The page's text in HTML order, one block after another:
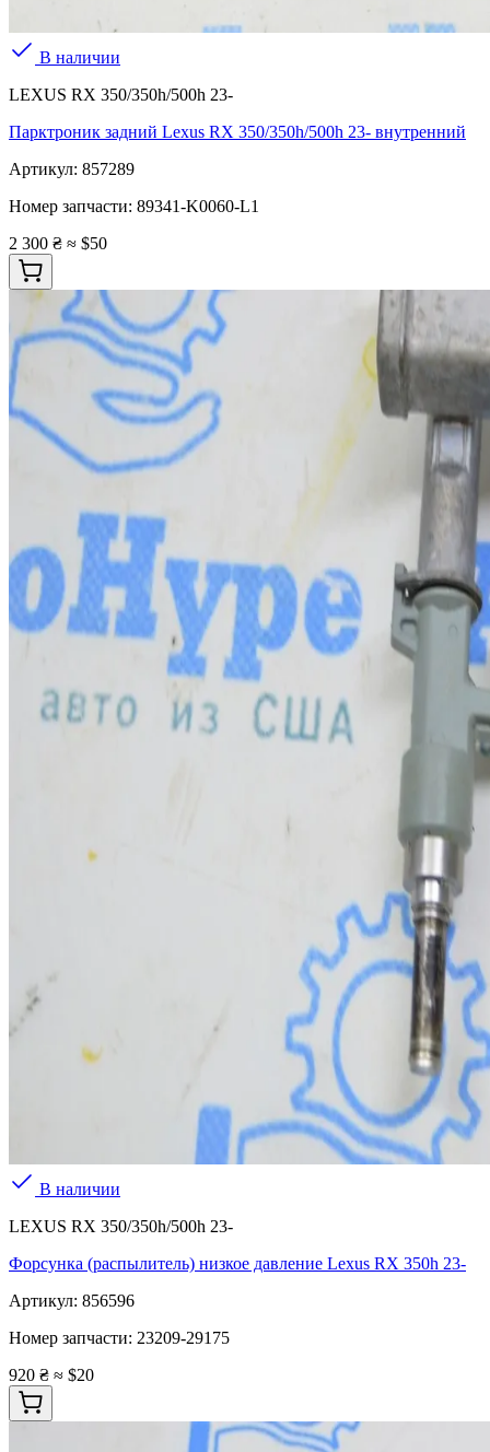
В наличии
LEXUS RX 350/350h/500h 23-
Парктроник задний Lexus RX 350/350h/500h 23- внутренний
Артикул: 857289
Номер запчасти: 89341-K0060-L1
2 300 ₴ ≈ $50
В наличии
LEXUS RX 350/350h/500h 23-
Форсунка (распылитель) низкое давление Lexus RX 350h 23-
Артикул: 856596
Номер запчасти: 23209-29175
920 ₴ ≈ $20